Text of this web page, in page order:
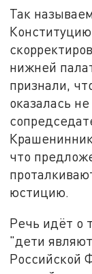
Так
нижней
признали,
оказалась
что
юстицию.
Речь идёт о
"дети
Российской